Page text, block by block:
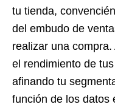
tu tienda,
del embudo de
realizar una
el rendimiento de
afinando tu
función de los datos